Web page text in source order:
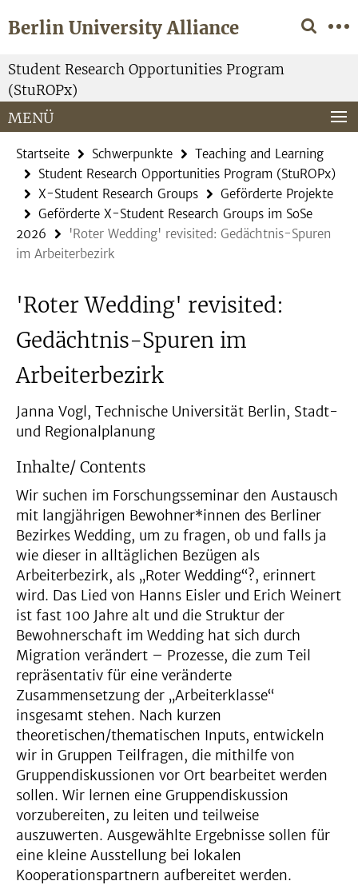
direkt
Inhalt
Berlin University Alliance
Service-
Navigation
Student Research Opportunities Program
(StuROPx)
MENÜ
Startseite Schwerpunkte
Teaching and Learning
Student Research Opportunities Program (StuROPx)
X-Student Research Groups
Geförderte Projekte
Geförderte X-Student Research Groups im SoSe
2026
'Roter Wedding' revisited: Gedächtnis-Spuren
im Arbeiterbezirk
'Roter Wedding' revisited:
Gedächtnis-Spuren im
Arbeiterbezirk
Janna Vogl, Technische Universität Berlin, Stadt-
und Regionalplanung
Inhalte/ Contents
Wir suchen im Forschungsseminar den Austausch
mit langjährigen Bewohner*innen des Berliner
Bezirkes Wedding, um zu fragen, ob und falls ja
wie dieser in alltäglichen Bezügen als
Arbeiterbezirk, als „Roter Wedding“?, erinnert
wird. Das Lied von Hanns Eisler und Erich Weinert
ist fast 100 Jahre alt und die Struktur der
Bewohnerschaft im Wedding hat sich durch
Migration verändert – Prozesse, die zum Teil
repräsentativ für eine veränderte
Zusammensetzung der „Arbeiterklasse“
insgesamt stehen. Nach kurzen
theoretischen/thematischen Inputs, entwickeln
wir in Gruppen Teilfragen, die mithilfe von
Gruppendiskussionen vor Ort bearbeitet werden
sollen. Wir lernen eine Gruppendiskussion
vorzubereiten, zu leiten und teilweise
auszuwerten. Ausgewählte Ergebnisse sollen für
eine kleine Ausstellung bei lokalen
Kooperationspartnern aufbereitet werden.